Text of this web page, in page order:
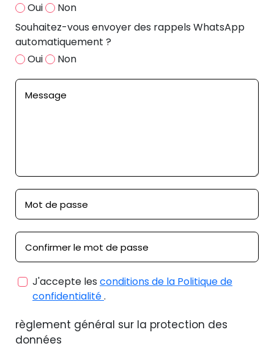
Oui
Non
Souhaitez-vous envoyer des rappels WhatsApp
automatiquement ?
Oui
Non
J'accepte les conditions de la Politique de
confidentialité.
règlement général sur la protection des
données